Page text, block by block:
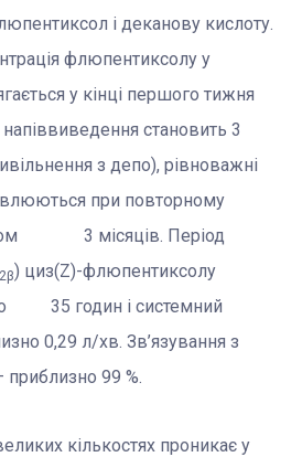
і деканову кислоту.
флюпентиксолу у
у кінці першого тижня
напіввиведення становить 3
з депо), рівноважні
при повторному
3 місяців. Період
) циз(Z)-флюпентиксолу
35 годин і системний
0,29 л/хв. Зв’язування з
99 %.
кількостях проникає у